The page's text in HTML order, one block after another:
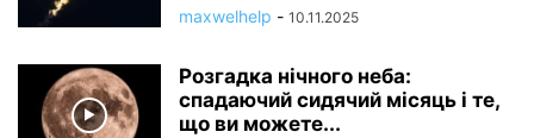
maxwelhelp - 10.11.2025
Розгадка нічного неба:
спадаючий сидячий місяць і те,
що ви можете...